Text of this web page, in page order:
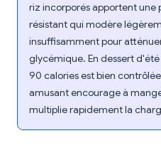
riz incorporés apportent
résistant qui modère
insuffisamment pour
glycémique. En dessert
90 calories est bien
amusant encourage à
multiplie rapidement la